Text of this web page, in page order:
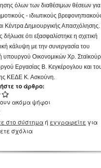
όλων των διαθέσιμων θέσεων για
- ιδιωτικούς
Κέντρα Δημιουργικής Απασχόλησης.
ότι εξασφαλίστηκε η σχετική
κάλυψη με την συνεργασία του
Οικονομικών Χρ.
Εργασίας Β. Κεγκέρογλου και
ΚΕΔΕ Κ. Ασκούνη.
το άρθρο:
ακόμα ψήφοι
στο σύστημαή εγγραφείτε για
σχόλια